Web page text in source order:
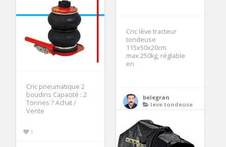
Cric lève tracteur
tondeuse
115x50x20cm
max.250kg, réglable
en
belegran
leve tondeuse
Cric pneumatique 2
boudins Capacité : 2
Tonnes ? Achat /
Vente
1